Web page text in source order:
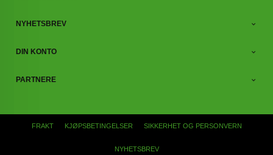
NYHETSBREV
DIN KONTO
PARTNERE
FRAKT KJØPSBETINGELSER SIKKERHET OG PERSONVERN
NYHETSBREV